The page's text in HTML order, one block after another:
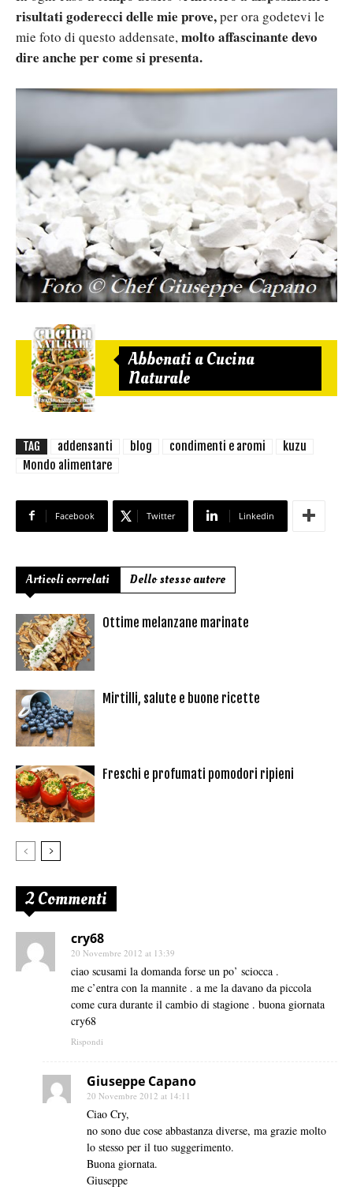
risultati goderecci delle mie prove,per ora godetevi le
mie foto di questo addensate,molto affascinante devo
dire anche per come si presenta.
Abbonati a Cucina
Naturale
TAG addensanti blog condimenti e aromi
kuzu
Mondo alimentare
Facebook Twitter Linkedin
Articoli correlati Dello stesso autore
Ottime melanzane marinate
Mirtilli, salute e buone ricette
Freschi e profumati pomodori ripieni
2 Commenti
cry68
20 Novembre 2012 at 13:39
ciao scusami la domanda forse un po’ sciocca .
me c’entra con la mannite . a me la davano da piccola
come cura durante il cambio di stagione . buona giornata
cry68
Rispondi
Giuseppe Capano
20 Novembre 2012 at 14:11
Ciao Cry,
no sono due cose abbastanza diverse, ma grazie molto
lo stesso per il tuo suggerimento.
Buona giornata.
Giuseppe